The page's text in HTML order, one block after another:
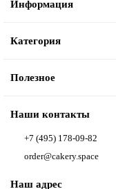
Информация
Категория
Полезное
Наши контакты
+7 (495) 178-09-82
order@cakery.space
Наш адрес